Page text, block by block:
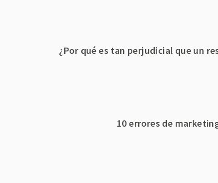
¿Por qué es tan perjudicial que un
10 errores de